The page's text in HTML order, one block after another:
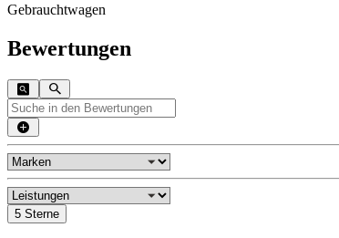
Gebrauchtwagen
Bewertungen
5 Sterne